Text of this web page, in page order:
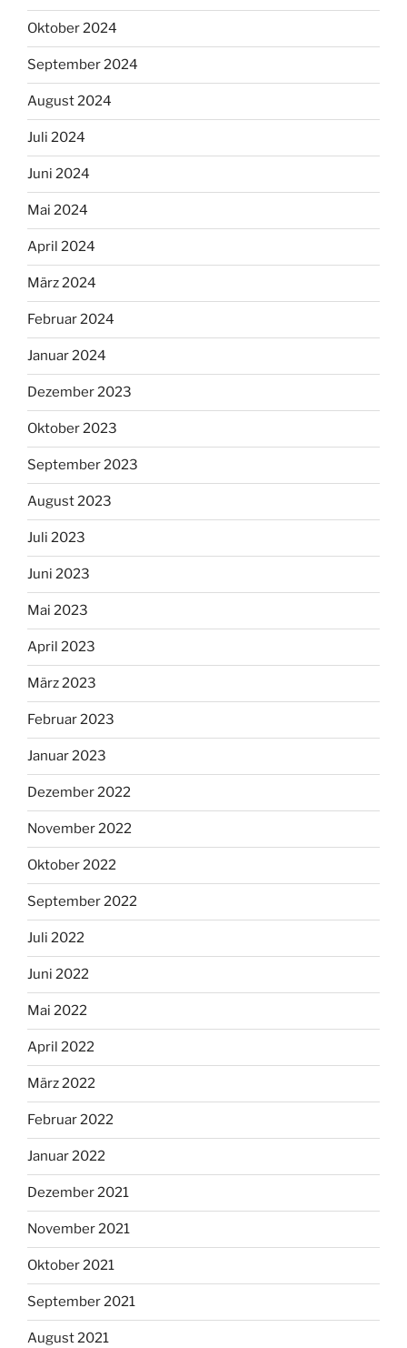
Oktober 2024
September 2024
August 2024
Juli 2024
Juni 2024
Mai 2024
April 2024
März 2024
Februar 2024
Januar 2024
Dezember 2023
Oktober 2023
September 2023
August 2023
Juli 2023
Juni 2023
Mai 2023
April 2023
März 2023
Februar 2023
Januar 2023
Dezember 2022
November 2022
Oktober 2022
September 2022
Juli 2022
Juni 2022
Mai 2022
April 2022
März 2022
Februar 2022
Januar 2022
Dezember 2021
November 2021
Oktober 2021
September 2021
August 2021